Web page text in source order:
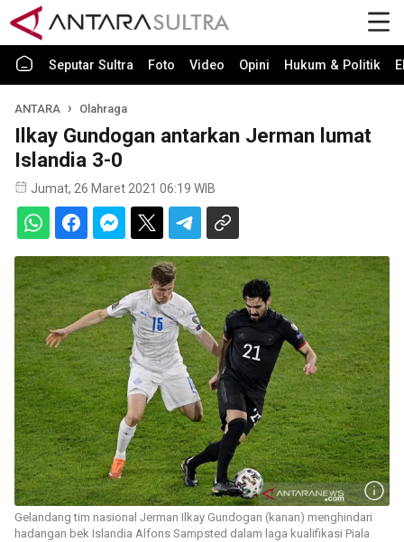
Seputar Sultra Foto Video Opini Hukum & Politik
ANTARA Olahraga
Ilkay Gundogan antarkan Jerman lumat
Islandia 3-0
Jumat, 26 Maret 2021 06:19 WIB
Gelandang tim nasional Jerman Ilkay Gundogan (kanan) menghindari
hadangan bek Islandia Alfons Sampsted dalam laga kualifikasi Piala